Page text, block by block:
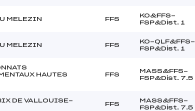
MELEZIN FFS
KO&FFS-
FSP&Dist. 1
MELEZIN FFS
KO-QLF&FFS-
FSP&Dist. 1
HAUTES
FFS
MASS&FFS-
FSP&Dist. 7.5
DE VALLOUISE-
FFS
MASS&FFS-
FSP&Dist. 7.5